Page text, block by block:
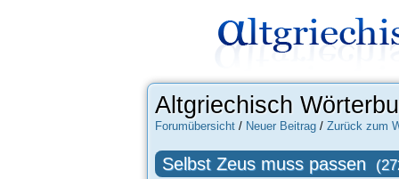
Altgriechisch
Forumübersicht / Neuer Beitrag / Zurück zum
Selbst Zeus muss passen